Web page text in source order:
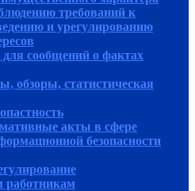
требований к
и урегулированию
для сообщений о фактах
обзоры, статистическая
акты в сфере
безопасности
работникам